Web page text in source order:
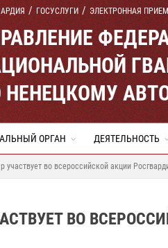
ГОСУСЛУГИ ЭЛЕКТРОННАЯ
НЕНЕЦКОМУ
ОРГАН ДЕЯТЕЛЬНОСТЬ
участвует во всероссийской акции
ВО